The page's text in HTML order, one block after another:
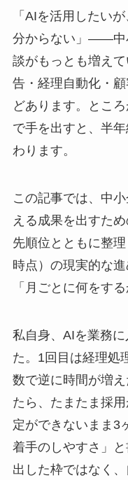
「AIを活用したい
分からない」――中
談がもっとも増え
告・経理自動化・
どあります。とこ
で手を出すと、半
わります。
この記事では、中
える成果を出すた
先順位とともに整
時点）の現実的な
「月ごとに何をす
私自身、AIを業務
た。1回目は経理処
数で逆に時間が増
たら、たまたま採
定ができないまま3
着手のしやすさ」
出した枠ではなく